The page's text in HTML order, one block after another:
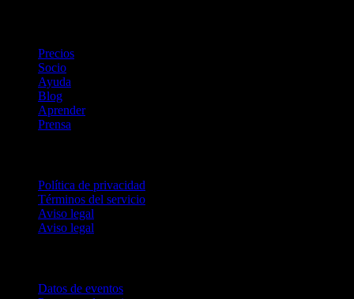
Precios
Socio
Ayuda
Blog
Aprender
Prensa
Política de privacidad
Términos del servicio
Aviso legal
Aviso legal
Datos de eventos